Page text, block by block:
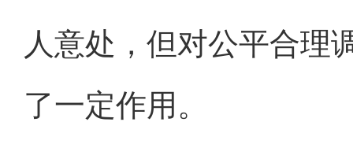
人意处，但对公平合理
了一定作用。